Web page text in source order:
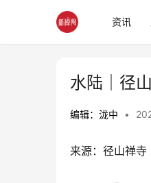
资讯
水陆｜径
编辑：泷中 •
来源：径山禅